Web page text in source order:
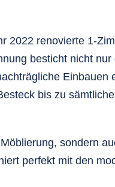
2022 renovierte 1-
besticht nicht
Einbauen
bis zu
sondern
perfekt mit den